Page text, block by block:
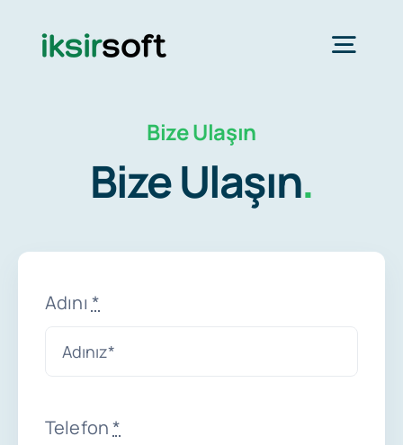
Özellikler
Entegrasyonlar
Fiyatlar
Bize Ulaşın
Bize Ulaşın.
Adını *
Telefon*